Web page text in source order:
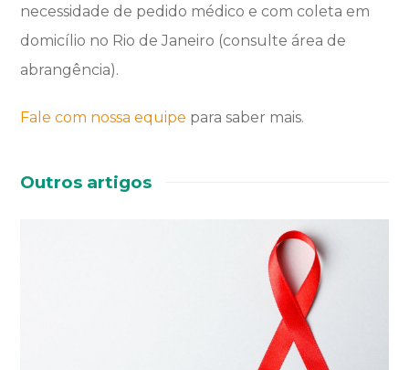
necessidade de pedido médico e com coleta em
domicílio no Rio de Janeiro (consulte área de
abrangência).
Fale com nossa equipe para saber mais.
Outros artigos